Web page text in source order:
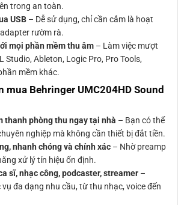
trong an toàn.
USB– Dễ sử dụng, chỉ cần cắm là hoạt
rườm rà.
mọi phần mềm thu âm– Làm việc mượt
Studio, Ableton, Logic Pro, Pro Tools,
mềm khác.
mua Behringer UMC204HD Sound
thanh phòng thu ngay tại nhà – Bạn có thể
nghiệp mà không cần thiết bị đắt tiền.
nhanh chóng và chính xác– Nhờ preamp
xử lý tín hiệu ổn định.
sĩ, nhạc công, podcaster, streamer–
vụ đa dạng nhu cầu, từ thu nhạc, voice đến